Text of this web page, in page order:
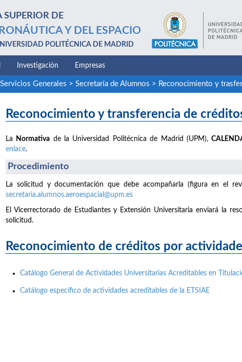
SUPERIOR DE
Y DEL ESPACIO
POLITÉCNICA DE MADRID
Investigación Empresas
Generales > Secretaría de Alumnos > Reconocimiento y
Reconocimiento y transferencia de
La Normativa de la Universidad Politécnica de Madrid (UPM),
enlace.
Procedimiento
La solicitud y documentación que debe acompañarla (figura en el
secretaria.alumnos.aeroespacial@upm.es
El Vicerrectorado de Estudiantes y Extensión Universitaria enviará la
solicitud.
Reconocimiento de créditos por
Catálogo General de Actividades Universitarias Acreditables en
Catálogo específico de actividades acreditables de la ETSIAE